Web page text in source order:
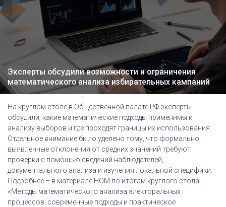
Эксперты обсудили возможности и ограничения
математического анализа избирательных кампаний
На круглом столе в Общественной палате РФ эксперты
обсудили, какие математические подходы применимы к
анализу выборов и где проходят границы их использования.
Отдельное внимание было уделено тому, что формально
выявленные отклонения от средних значений требуют
проверки с помощью сведений наблюдателей,
документального анализа и изучения локальной специфики.
Подробнее – в материале НОМ по итогам круглого стола
«Методы математического анализа электоральных
процессов: современные подходы и практическое